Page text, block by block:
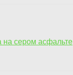
на сером асфальте